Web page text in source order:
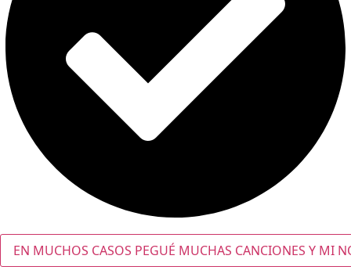
EN MUCHOS CASOS PEGUÉ MUCHAS CANCIONES Y MI